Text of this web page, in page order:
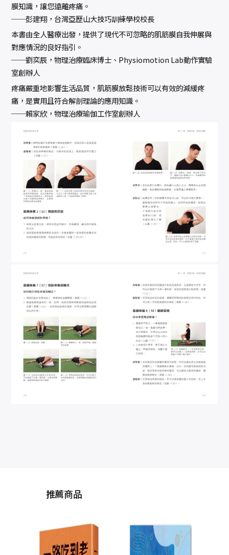
膜知識，讓您遠離疼痛。
──彭建翔，台灣亞歷山大技巧訓練學校校長
本書由全人醫療出發，提供了現代不可忽略的肌筋膜自我伸展與
對應情況的良好指引。
──劉奕辰，物理治療臨床博士、Physiomotion Lab動作實驗
室創辦人
疼痛嚴重地影響生活品質，肌筋膜放鬆技術可以有效的減緩疼
痛，是實用且符合解剖理論的應用知識。
──賴家欣，物理治療瑜伽工作室創辦人
推薦商品